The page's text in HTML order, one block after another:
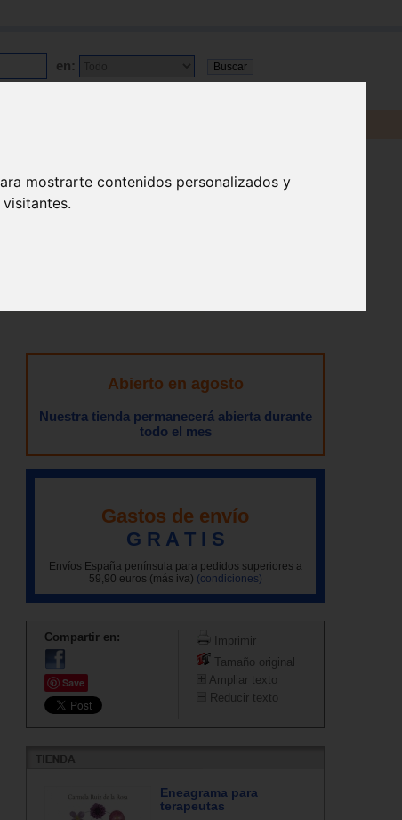
mostrarte contenidos personalizados y
en:
Abierto en agosto
Nuestra tienda permanecerá abierta durante
todo el mes
Gastos de envío
G R A T I S
Envíos España península para pedidos superiores a
59,90 euros (más iva) (condiciones)
Compartir en:
Save
Imprimir
Tamaño original
Ampliar texto
Reducir texto
Eneagrama para
terapeutas